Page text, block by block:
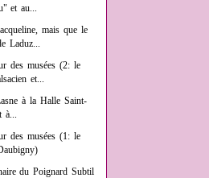
et au...
mais que le
Laduz...
des musées (2: le
et...
à la Halle Saint-
à...
des musées (1: le
du Poignard Subtil